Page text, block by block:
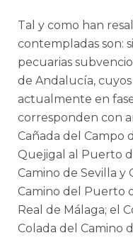
Tal y como han
contempladas son:
pecuarias
de Andalucía,
actualmente en
corresponden con
Cañada del Campo
Quejigal al Puerto
Camino de Sevilla y
Camino del Puerto
Real de Málaga; el
Colada del Camino